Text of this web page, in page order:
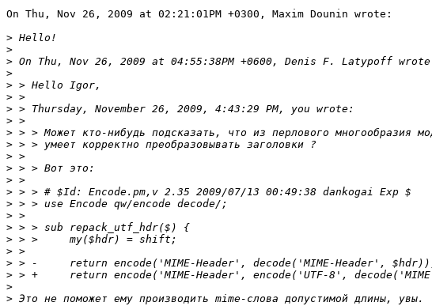
On Thu, Nov 26, 2009 at 02:21:01PM +0300, Maxim Dounin wrote:
>
>
>
>
>
>
>
>
>
>
>
>
>
>
>
>
>
>
>
>
>
>
>